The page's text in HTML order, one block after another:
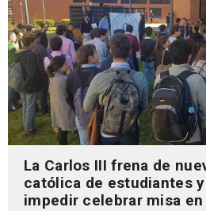
La Carlos III frena de
católica de estudiantes
impedir celebrar misa en